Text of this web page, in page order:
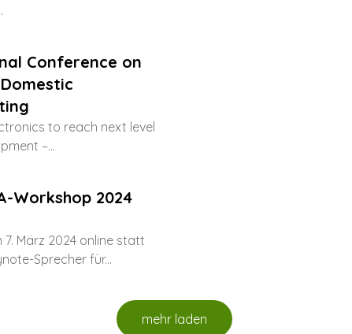
Conference on
to reach next level
–...
Workshop 2024
März 2024 online statt
Sprecher für...
mehr laden